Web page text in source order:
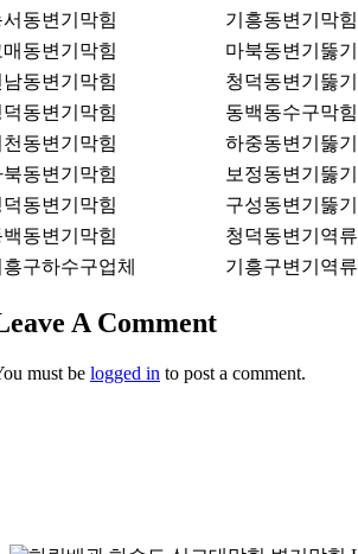
동변기막힘
기흥동변기막힘
동변기막힘
마북동변기뚫기
동변기막힘
청덕동변기뚫기
동변기막힘
동백동수구막힘
동변기막힘
하중동변기뚫기
동변기막힘
보정동변기뚫기
동변기막힘
구성동변기뚫기
동변기막힘
청덕동변기역류
구하수구업체
기흥구변기역류
A Comment
must be logged in to post a comment.